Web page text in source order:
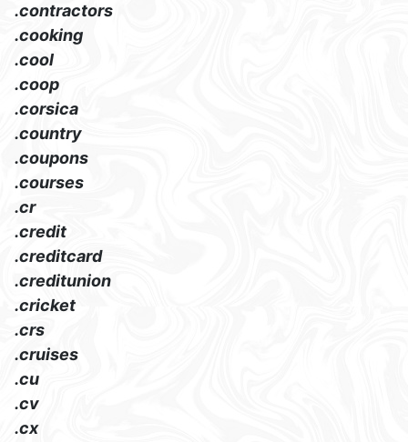
.contractors
.cooking
.cool
.coop
.corsica
.country
.coupons
.courses
.cr
.credit
.creditcard
.creditunion
.cricket
.crs
.cruises
.cu
.cv
.cx